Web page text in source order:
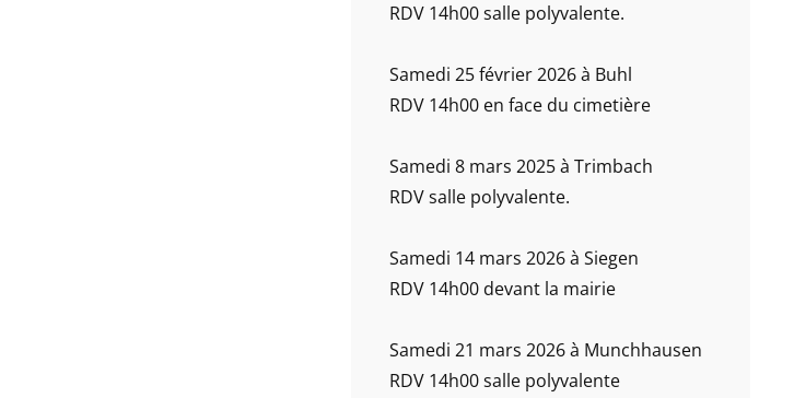
RDV 14h00 salle polyvalente.
Samedi 25 février 2026 à Buhl
RDV 14h00 en face du cimetière
Samedi 8 mars 2025 à Trimbach
RDV salle polyvalente.
Samedi 14 mars 2026 à Siegen
RDV 14h00 devant la mairie
Samedi 21 mars 2026 à Munchhausen
RDV 14h00 salle polyvalente